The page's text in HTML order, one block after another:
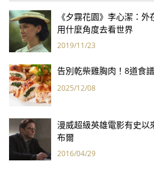
《夕霧花園》李心潔：
用什麼角度去看世界
2019/11/23
告別乾柴雞胸肉！8道食
2025/12/08
漫威超級英雄電影有史以
布爾
2016/04/29